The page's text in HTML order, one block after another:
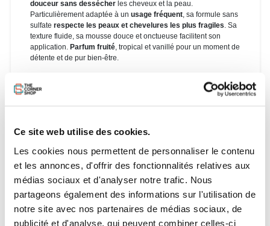
Ce site web utilise des cookies.
Les cookies nous permettent de personnaliser le contenu
et les annonces, d'offrir des fonctionnalités relatives aux
médias sociaux et d'analyser notre trafic. Nous
partageons également des informations sur l'utilisation de
notre site avec nos partenaires de médias sociaux, de
publicité et d'analyse, qui peuvent combiner celles-ci
douceur sans dessécher les cheveux et la peau.
Particulièrement adaptée à un usage fréquent, sa formule sans
sulfate respecte les peaux et chevelures les plus fragiles. Sa
texture fluide, sa mousse douce et onctueuse facilitent son
application. Parfum fruité, tropical et vanillé pour un moment de
détente et de pur bien-être.
montagne et l’océan, offre des produits purs et bienfaisants
Appliquer sur la peau et les cheveux mouillés, puis masser
yeux. En cas de contact, rincer abondamment à l’eau claire.